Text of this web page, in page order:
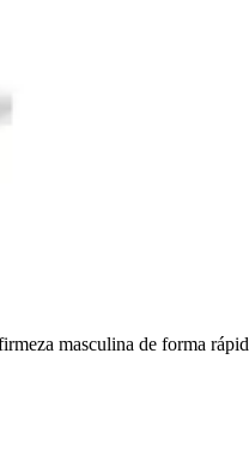
masculina de forma